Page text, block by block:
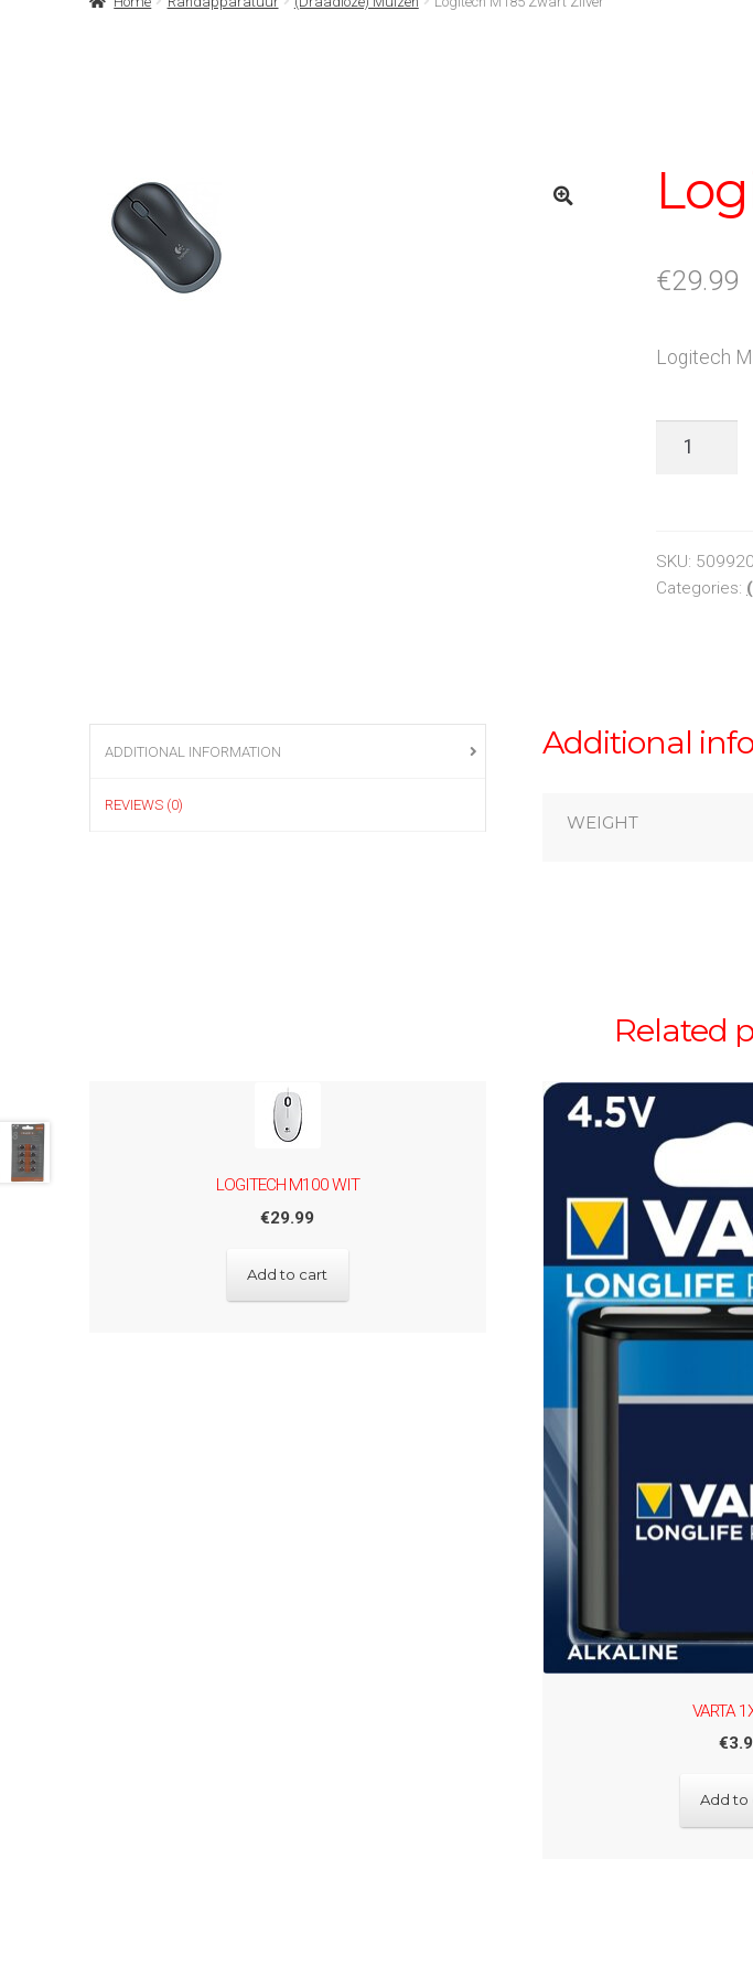
€29.99
Logitech
Logitech
quantity
SKU:
Categories:
ADDITIONAL INFORMATION
REVIEWS (0)
Additional
WEIGHT
Related
LOGITECH M100 WIT
€29.99
Add to cart
VARTA
€
Add to